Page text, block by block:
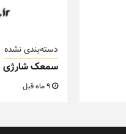
دسته‌بندی نشده
سمعک شارژی
9 ماه قبل